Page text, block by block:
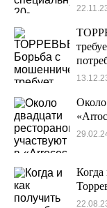
Около
Когда